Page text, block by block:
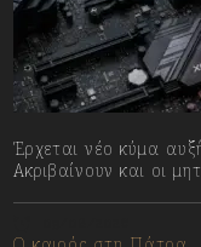
Έρχεται νέο κύμα
Ακριβαίνουν και οι